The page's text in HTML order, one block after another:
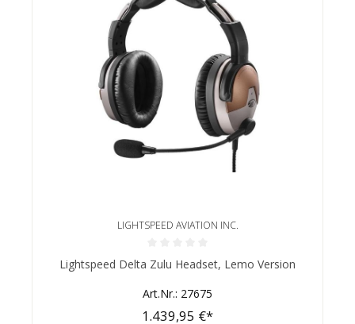
LIGHTSPEED AVIATION INC.
Durchschnittliche Bewertung von 0 von 5 Sternen
Lightspeed Delta Zulu Headset, Lemo Version
Art.Nr.: 27675
1.439,95 €*